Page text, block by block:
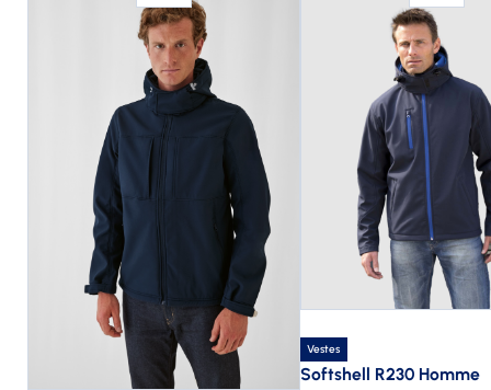
Vestes
Softshell R230 Homme